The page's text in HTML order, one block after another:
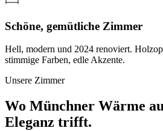
Schöne, gemütliche Zimmer
Hell, modern und 2024 renoviert.
stimmige Farben, edle Akzente.
Unsere Zimmer
Wo Münchner Wärme
Eleganz trifft.